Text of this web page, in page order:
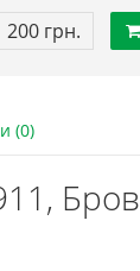
200 грн.
(0)
911,